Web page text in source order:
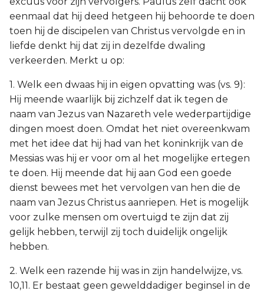
eenmaal dat hij deed hetgeen hij behoorde te doen
toen hij de discipelen van Christus vervolgde en in
liefde denkt hij dat zij in dezelfde dwaling
verkeerden. Merkt u op:
1. Welk een dwaas hij in eigen opvatting was (vs. 9):
Hij meende waarlijk bij zichzelf dat ik tegen de
naam van Jezus van Nazareth vele wederpartijdige
dingen moest doen. Omdat het niet overeenkwam
met het idee dat hij had van het koninkrijk van de
Messias was hij er voor om al het mogelijke ertegen
te doen. Hij meende dat hij aan God een goede
dienst bewees met het vervolgen van hen die de
naam van Jezus Christus aanriepen. Het is mogelijk
voor zulke mensen om overtuigd te zijn dat zij
gelijk hebben, terwijl zij toch duidelijk ongelijk
hebben.
2. Welk een razende hij was in zijn handelwijze, vs.
10,11. Er bestaat geen gewelddadiger beginsel in de